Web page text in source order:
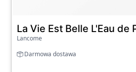
La Vie Est Belle L'Eau
Lancome
Darmowa dostawa